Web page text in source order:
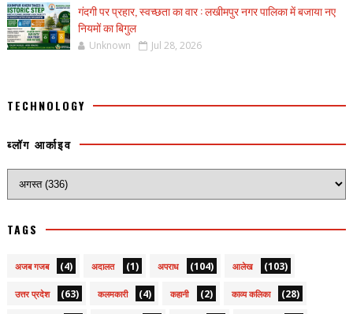
गंदगी पर प्रहार, स्वच्छता का वार : लखीमपुर नगर पालिका में बजाया नए
नियमों का बिगुल
Unknown Jul 28, 2026
TECHNOLOGY
ब्लॉग आर्काइव
TAGS
अजब गजब (4) अदालत (1) अपराध (104) आलेख (103)
उत्तर प्रदेश (63) कलमकारी (4) कहानी (2) काव्य कलिका (28)